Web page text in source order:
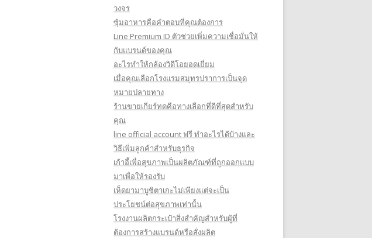
วงจร
ซุ้มอาหารคือคำตอบที่คุณต้องการ
Line Premium ID ตัวช่วยเพิ่มความเชื่อมั่นให้
กับแบรนด์ของคุณ
อะไรทำให้กล้องวิดีโอยอดเยี่ยม
เมื่อคุณเลือกโรงแรมสมุทรปราการเป็นจุด
หมายปลายทาง
ร้านขายเกียร์ทดคือทางเลือกที่ดีที่สุดสำหรับ
คุณ
line official account ฟรี ทําอะไรได้บ้างและ
วิธีเพิ่มลูกค้าสำหรับธุรกิจ
เก้าอี้เพื่อสุขภาพเป็นผลิตภัณฑ์ที่ถูกออกแบบ
มาเพื่อให้รองรับ
เห็ดยามาบูชิตาเกะไม่เพียงแต่จะเป็น
ประโยชน์ต่อสุขภาพเท่านั้น
โรงงานผลิตกระเป๋าสิ่งสำคัญสำหรับผู้ที่
ต้องการสร้างแบรนด์หรือสั่งผลิต